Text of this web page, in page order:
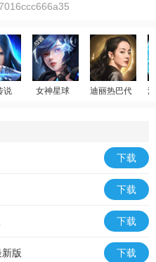
说
女神星球
迪丽热巴代言
下载
下载
下载
版 下载